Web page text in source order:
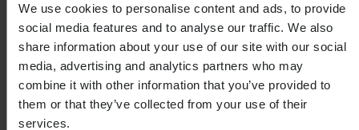
We use cookies to personalise content and ads, to provide
social media features and to analyse our traffic. We also
share information about your use of our site with our social
media, advertising and analytics partners who may
combine it with other information that you’ve provided to
them or that they’ve collected from your use of their
services.
Specificaties
Verpakkingsgewicht700
Verpakkingslengte225
Artikelnummer van fabrikant
99-5000EU
SKU-titelSpray
Hoogte Verpakking65
Verpakkingsbreedte